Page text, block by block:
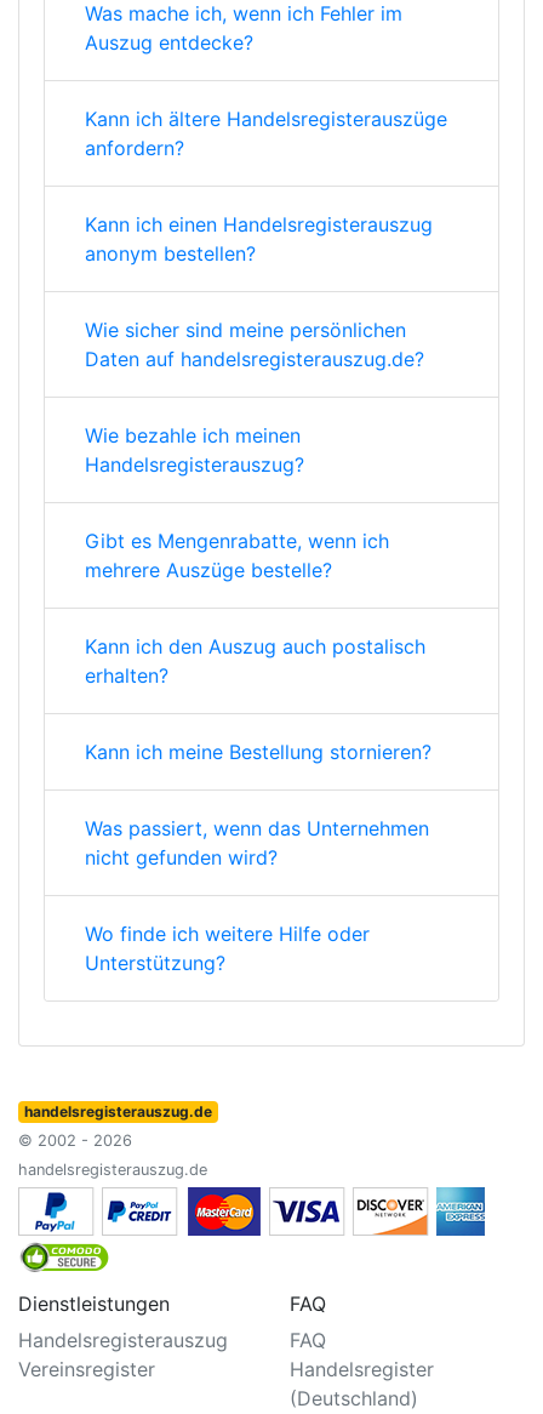
Was mache ich, wenn ich Fehler im
Auszug entdecke?
Kann ich ältere Handelsregisterauszüge
anfordern?
Kann ich einen Handelsregisterauszug
anonym bestellen?
Wie sicher sind meine persönlichen
Daten auf handelsregisterauszug.de?
Wie bezahle ich meinen
Handelsregisterauszug?
Gibt es Mengenrabatte, wenn ich
mehrere Auszüge bestelle?
Kann ich den Auszug auch postalisch
erhalten?
Kann ich meine Bestellung stornieren?
Was passiert, wenn das Unternehmen
nicht gefunden wird?
Wo finde ich weitere Hilfe oder
Unterstützung?
handelsregisterauszug.de
© 2002 - 2026
handelsregisterauszug.de
Dienstleistungen
Handelsregisterauszug
Vereinsregister
FAQ
FAQ
Handelsregister
(Deutschland)